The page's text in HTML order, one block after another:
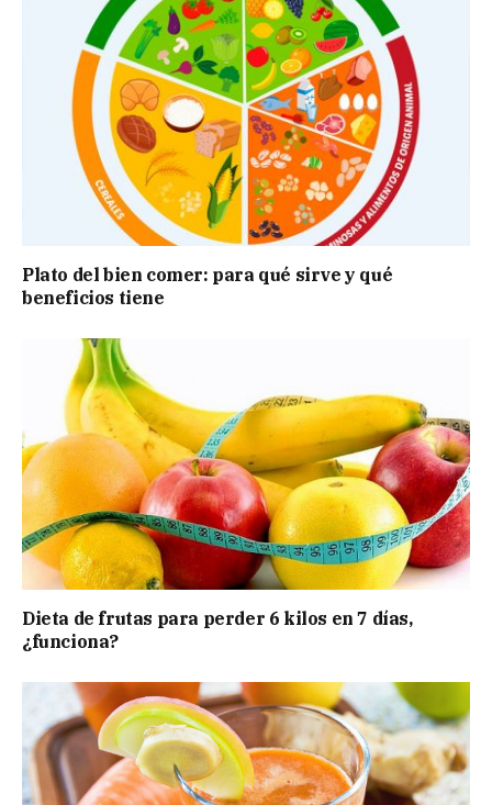
Plato del bien comer: para qué sirve y qué
beneficios tiene
Dieta de frutas para perder 6 kilos en 7 días,
¿funciona?